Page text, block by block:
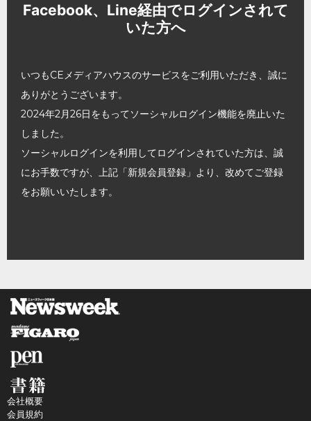
Facebook、Line経由でログインされて
いた方へ
いつもCEメディアハウスのサービスをご利用いただき、誠に
ありがとうございます。
2024年2月26日をもってソーシャルログイン機能を廃止いた
しました。
ソーシャルログインを利用してログインされていた方は、誠
にお手数ですが、上記「新規会員登録」より、改めてご登録
をお願いいたします。
会社概要
会員規約